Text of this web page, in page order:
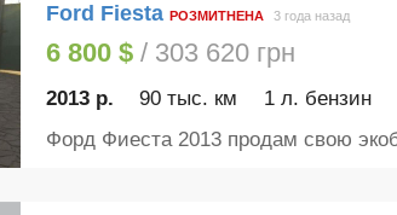
Ford Fiesta РОЗМИТНЕНА 3 года назад
6 800 $/ 303 620 грн
2013 р. 90 тыс. км 1 л. бензин
Форд Фиеста 2013 продам свою